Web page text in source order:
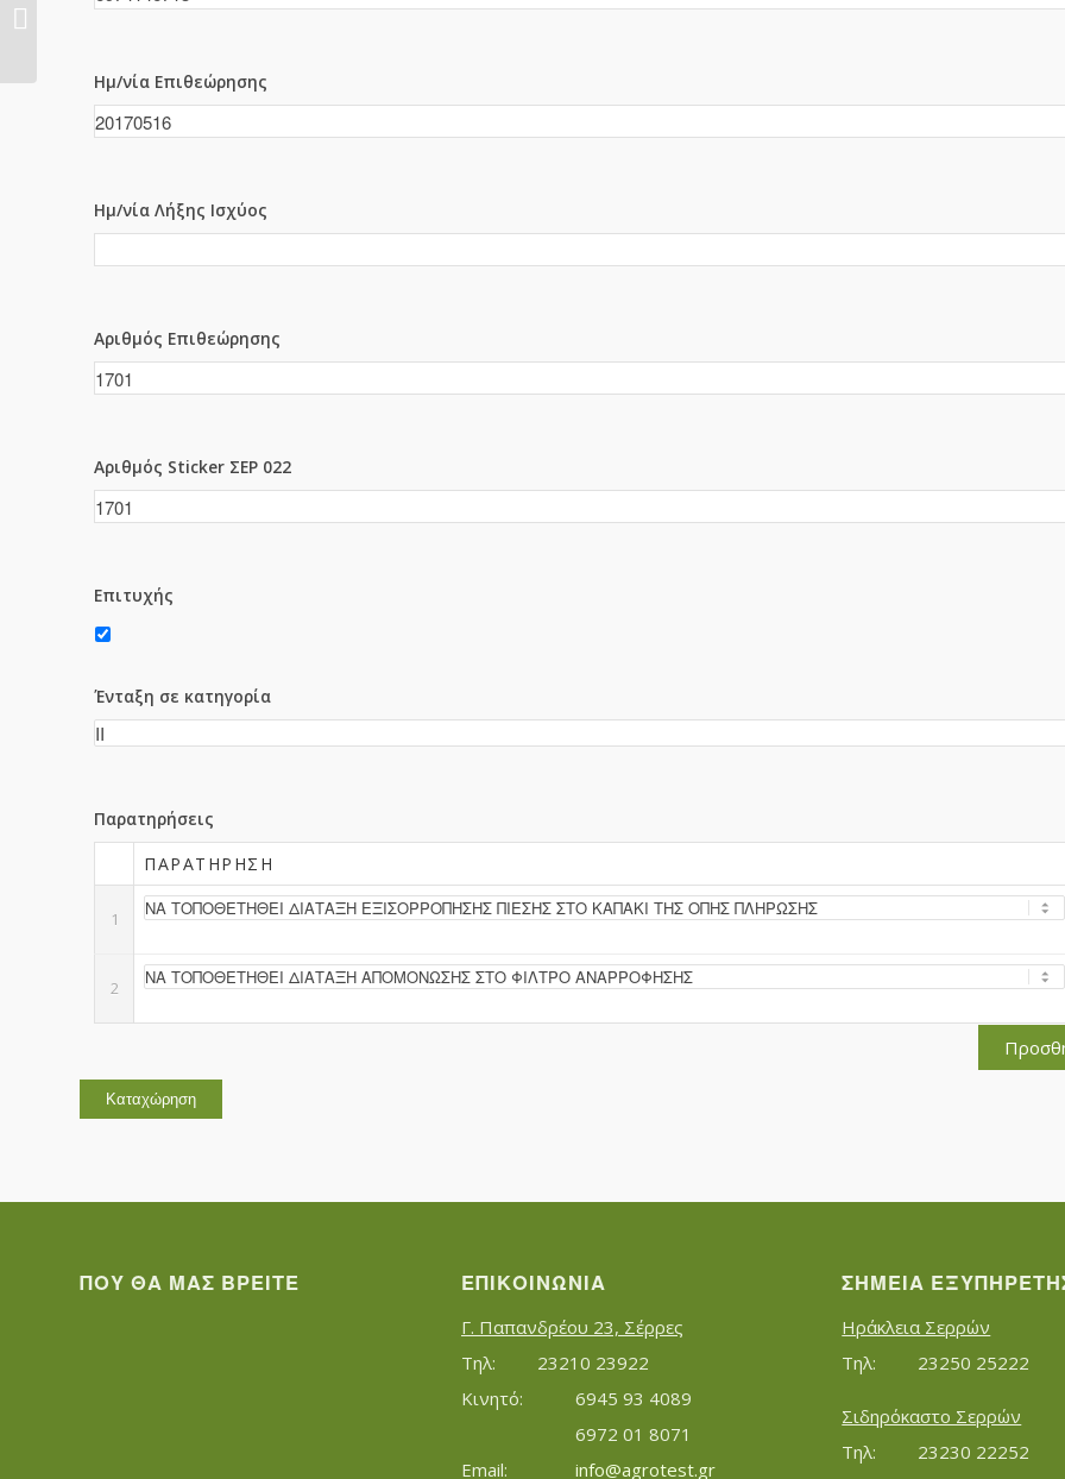
Ημ/νία Επιθεώρησης
Ημ/νία Λήξης Ισχύος
Αριθμός Επιθεώρησης
Αριθμός Sticker ΣΕΡ 022
Επιτυχής
Ένταξη σε κατηγορία
Παρατηρήσεις
ΠΑΡΑΤΉΡΗΣΗ
1
2
ΠΟΥ ΘΑ ΜΑΣ ΒΡΕΊΤΕ ΕΠΙΚΟΙΝΩΝΊΑ
Γ. Παπανδρέου 23, Σέρρες
Τηλ:		23210 23922
Κινητό:		6945 93 4089
			6972 01 8071
info@agrotest.gr
ΣΗΜΕΊΑ
Ηράκλεια Σερρών
Τηλ:		23250 25222
Σιδηρόκαστο Σερρών
Τηλ:		23230 22252